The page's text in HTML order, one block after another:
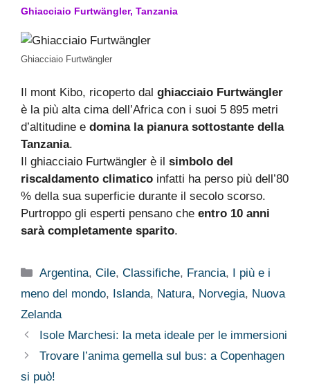
Ghiacciaio Furtwängler, Tanzania
Ghiacciaio Furtwängler
Il mont Kibo, ricoperto dal ghiacciaio Furtwängler
è la più alta cima dell’Africa con i suoi 5 895 metri
d’altitudine e domina la pianura sottostante della
Tanzania.
Il ghiacciaio Furtwängler è il simbolo del
riscaldamento climatico infatti ha perso più dell’80
% della sua superficie durante il secolo scorso.
Purtroppo gli esperti pensano che entro 10 anni
sarà completamente sparito.
Categorie
Argentina,Cile,Classifiche, Francia, I più e i
meno del mondo, Islanda, Natura, Norvegia, Nuova
Zelanda
Isole Marchesi: la meta ideale per le immersioni
Trovare l’anima gemella sul bus: a Copenhagen
si può!